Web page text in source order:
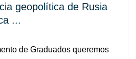
geopolítica de Rusia
...
de Graduados queremos